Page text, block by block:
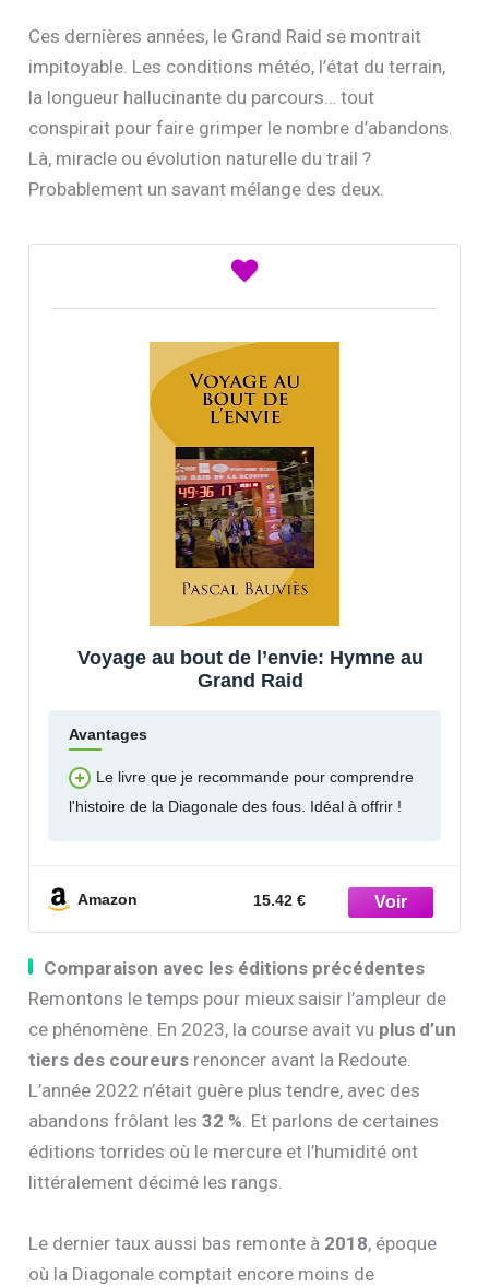
Ces dernières années, le Grand Raid se montrait
impitoyable. Les conditions météo, l’état du terrain,
la longueur hallucinante du parcours… tout
conspirait pour faire grimper le nombre d’abandons.
Là, miracle ou évolution naturelle du trail ?
Probablement un savant mélange des deux.
Voyage au bout de l’envie: Hymne au
Grand Raid
Avantages
Le livre que je recommande pour comprendre
l'histoire de la Diagonale des fous. Idéal à offrir !
Amazon 15.42 €
Comparaison avec les éditions précédentes
Remontons le temps pour mieux saisir l’ampleur de
ce phénomène. En 2023, la course avait vu plus d’un
tiers des coureurs renoncer avant la Redoute.
L’année 2022 n’était guère plus tendre, avec des
abandons frôlant les32 %. Et parlons de certaines
éditions torrides où le mercure et l’humidité ont
littéralement décimé les rangs.
Le dernier taux aussi bas remonte à 2018, époque
où la Diagonale comptait encore moins de